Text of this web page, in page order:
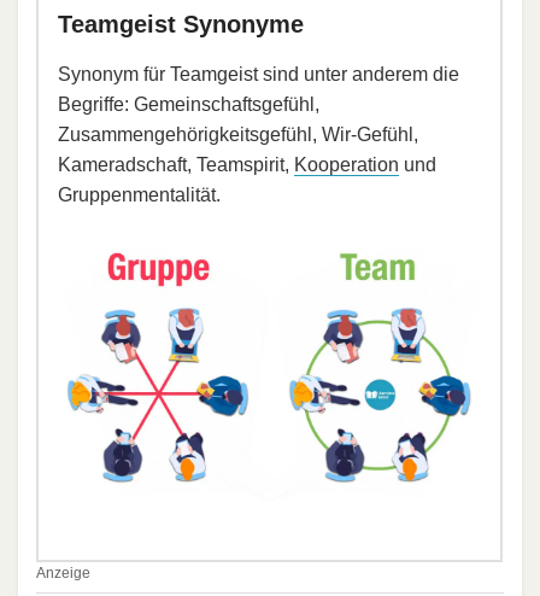
Teamgeist Synonyme
Synonym für Teamgeist sind unter anderem die
Begriffe: Gemeinschaftsgefühl,
Zusammengehörigkeitsgefühl, Wir-Gefühl,
Kameradschaft, Teamspirit, Kooperation und
Gruppenmentalität.
Anzeige